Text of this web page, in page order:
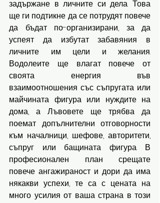
задържане в личните си дела. Това
ще ги подтикне да се потрудят повече
да бъдат по-организирани, за да
успеят да избутат забавяния в
личните им цели и желания.
Водолеите ще влагат повече от
своята енергия във
взаимоотношения със съпругата или
майчината фигура или нуждите на
дома, а Лъвовете ще трябва да
поемат допълнителни отговорности
към началници, шефове, авторитети,
съпруг или бащината фигура. В
професионален план срещате
повече ангажираност и дори да има
някакви успехи, те са с цената на
много усилия от ваша страна в този